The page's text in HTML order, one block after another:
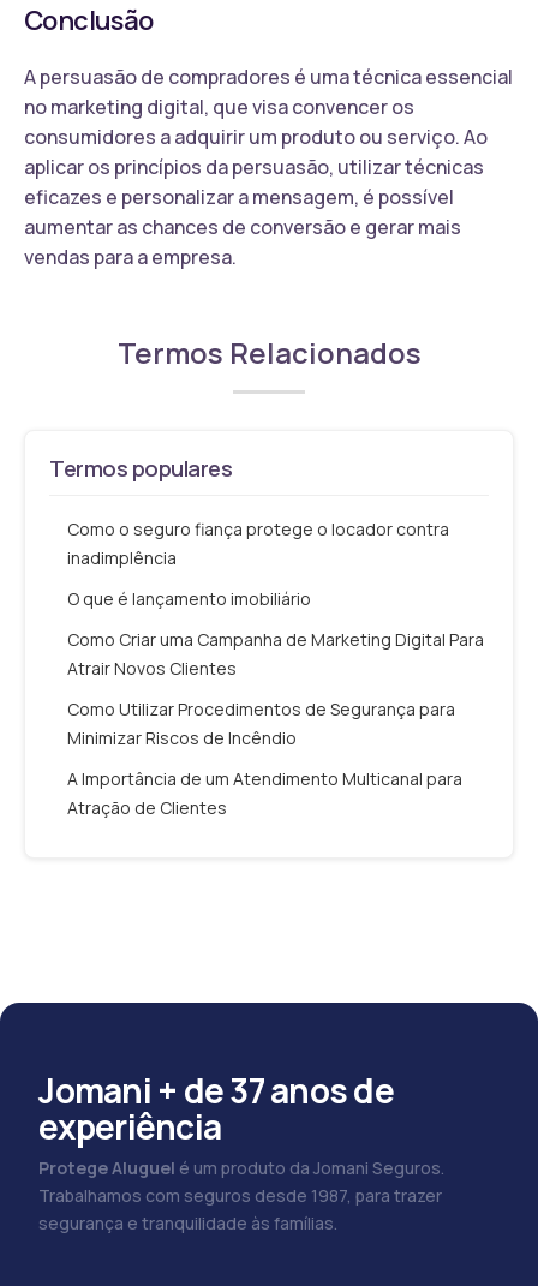
Conclusão
A persuasão de compradores é uma técnica essencial
no marketing digital, que visa convencer os
consumidores a adquirir um produto ou serviço. Ao
aplicar os princípios da persuasão, utilizar técnicas
eficazes e personalizar a mensagem, é possível
aumentar as chances de conversão e gerar mais
vendas para a empresa.
Termos Relacionados
Termos populares
Como o seguro fiança protege o locador contra
inadimplência
O que é lançamento imobiliário
Como Criar uma Campanha de Marketing Digital Para
Atrair Novos Clientes
Como Utilizar Procedimentos de Segurança para
Minimizar Riscos de Incêndio
A Importância de um Atendimento Multicanal para
Atração de Clientes
Jomani + de 37 anos de
experiência
Protege Aluguel é um produto da Jomani Seguros.
Trabalhamos com seguros desde 1987, para trazer
segurança e tranquilidade às famílias.